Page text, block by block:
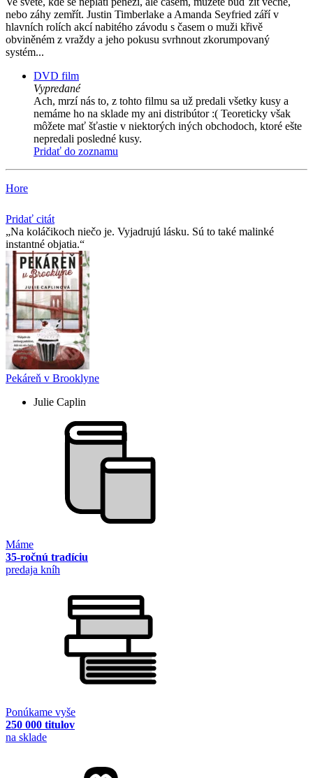
nebo záhy zemřít. Justin Timberlake a Amanda Seyfried září v
hlavních rolích akcí nabitého závodu s časem o muži křivě
obviněném z vraždy a jeho pokusu svrhnout zkorumpovaný
systém...
DVD film
Vypredané
Ach, mrzí nás to, z tohto filmu sa už predali všetky kusy a
nemáme ho na sklade my ani distribútor :( Teoreticky však
môžete mať šťastie v niektorých iných obchodoch, ktoré ešte
nepredali posledné kusy.
Pridať do zoznamu
Hore
Pridať citát
Na koláčikoch niečo je. Vyjadrujú lásku. Sú to také malinké
instantné objatia.
Pekáreň v Brooklyne
Julie Caplin
Máme
35-ročnú tradíciu
predaja kníh
Ponúkame vyše
250 000 titulov
na sklade